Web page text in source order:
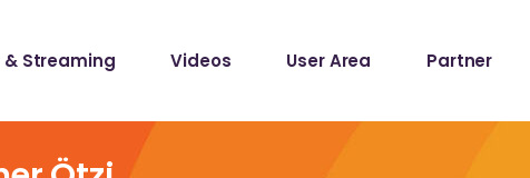
& Streaming Videos User Area Partner